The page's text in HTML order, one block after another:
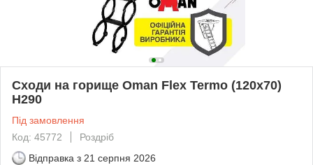
Сходи на горище Oman Flex Termo (120x70)
H290
Під замовлення
Код: 45772
Роздріб
Відправка з 21 серпня 2026